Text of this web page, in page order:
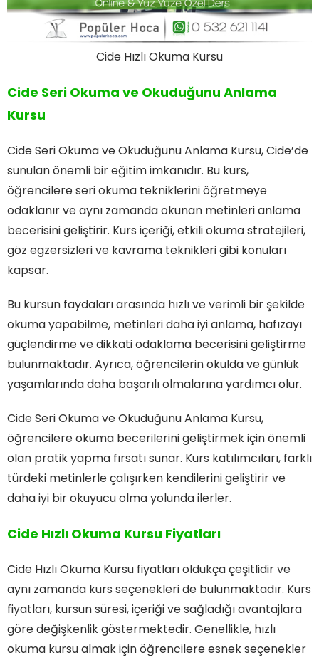
Cide Hızlı Okuma Kursu
Cide Seri Okuma ve Okuduğunu Anlama
Kursu
Cide Seri Okuma ve Okuduğunu Anlama Kursu, Cide’de
sunulan önemli bir eğitim imkanıdır. Bu kurs,
öğrencilere seri okuma tekniklerini öğretmeye
odaklanır ve aynı zamanda okunan metinleri anlama
becerisini geliştirir. Kurs içeriği, etkili okuma stratejileri,
göz egzersizleri ve kavrama teknikleri gibi konuları
kapsar.
Bu kursun faydaları arasında hızlı ve verimli bir şekilde
okuma yapabilme, metinleri daha iyi anlama, hafızayı
güçlendirme ve dikkati odaklama becerisini geliştirme
bulunmaktadır. Ayrıca, öğrencilerin okulda ve günlük
yaşamlarında daha başarılı olmalarına yardımcı olur.
Cide Seri Okuma ve Okuduğunu Anlama Kursu,
öğrencilere okuma becerilerini geliştirmek için önemli
olan pratik yapma fırsatı sunar. Kurs katılımcıları, farklı
türdeki metinlerle çalışırken kendilerini geliştirir ve
daha iyi bir okuyucu olma yolunda ilerler.
Cide Hızlı Okuma Kursu Fiyatları
Cide Hızlı Okuma Kursu fiyatları oldukça çeşitlidir ve
aynı zamanda kurs seçenekleri de bulunmaktadır. Kurs
fiyatları, kursun süresi, içeriği ve sağladığı avantajlara
göre değişkenlik göstermektedir. Genellikle, hızlı
okuma kursu almak için öğrencilere esnek seçenekler